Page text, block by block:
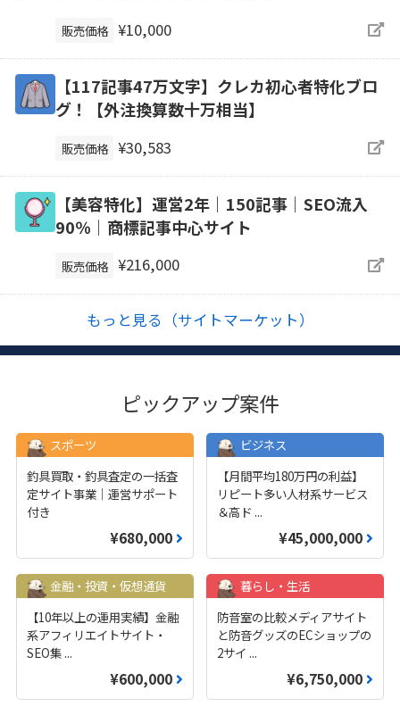
販売価格 ¥10,000
【117記事47万文字】クレカ初心者特化ブロ
グ！【外注換算数十万相当】
販売価格 ¥30,583
【美容特化】運営2年｜150記事｜SEO流入
90％｜商標記事中心サイト
販売価格 ¥216,000
もっと見る（サイトマーケット）
ピックアップ案件
スポーツ
釣具買取・釣具査定の一括査
定サイト事業｜運営サポート
付き
¥680,000
ビジネス
【月間平均180万円の利益】
リピート多い人材系サービス
＆高ド ...
¥45,000,000
金融・投資・仮想通貨
【10年以上の運用実績】金融
系アフィリエイトサイト・
SEO集 ...
¥600,000
暮らし・生活
防音室の比較メディアサイト
と防音グッズのECショップの
2サイ ...
¥6,750,000